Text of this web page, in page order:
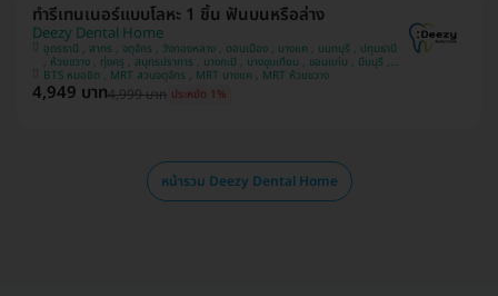
ทำรีเทนเนอร์แบบโลหะ 1 ชิ้น ฟันบนหรือล่าง
Deezy Dental Home
อุดรธานี , สาทร , จตุจักร , วังทองหลาง , ดอนเมือง , บางแค , นนทบุรี , ปทุมธานี
, ห้วยขวาง , ทุ่งครุ , สมุทรปราการ , บางกะปิ , บางขุนเทียน , ขอนแก่น , มีนบุรี ,
อุบลราชธานี , บางรัก BTS หมอชิต , MRT สวนจตุจักร , MRT บางแค , MRT ห้วยขวาง
4,949 บาท4,999 บาท ประหยัด 1%
หน้ารวม Deezy Dental Home